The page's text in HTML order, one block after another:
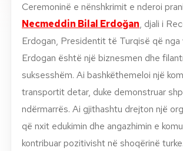
Ceremoninë e nënshkrimit e nderoi
Necmeddin Bilal Erdoğan, djali i
Erdogan, Presidentit të Turqisë që nga
Erdogan është një biznesmen dhe
suksesshëm. Ai bashkëthemeloi një
transportit detar, duke demonstruar
ndërmarrës. Ai gjithashtu drejton një
që nxit edukimin dhe angazhimin e
kontribuar pozitivisht në shoqërinë